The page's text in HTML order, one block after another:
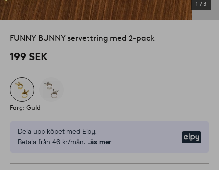
1 /3
FUNNY BUNNY servettring med 2-pack
199 SEK
Färg: Guld
Dela upp köpet med Elpy.
Betala från 46 kr/mån. Läs mer